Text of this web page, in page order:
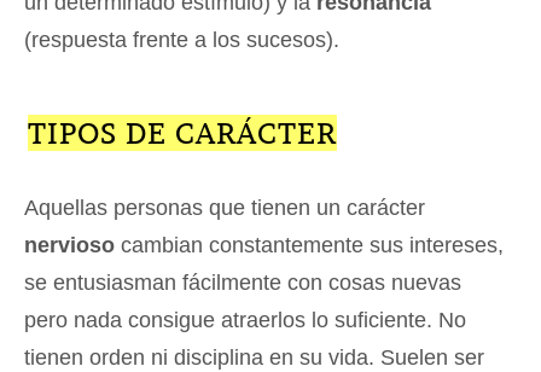
(respuesta frente a los sucesos).
TIPOS DE CARÁCTER
Aquellas personas que tienen un carácter
nervioso cambian constantemente sus intereses,
se entusiasman fácilmente con cosas nuevas
pero nada consigue atraerlos lo suficiente. No
tienen orden ni disciplina en su vida. Suelen ser